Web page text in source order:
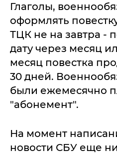
Глаголы,
оформлять
ТЦК не на завтра -
дату через месяц
месяц повестка
30 дней.
были ежемесячно
"абонемент".
На момент
новости СБУ еще